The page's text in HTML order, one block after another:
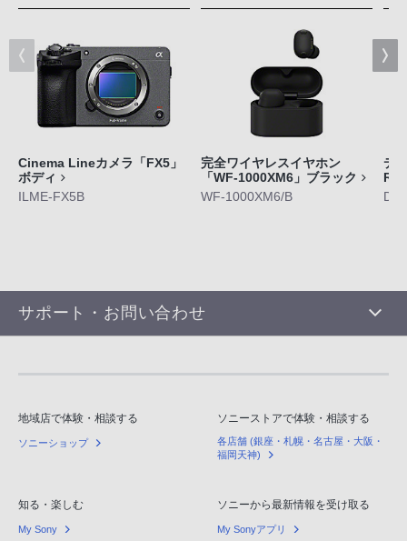
Cinema Lineカメラ「FX5」
ボディ
ILME-FX5B
完全ワイヤレスイヤホン
「WF-1000XM6」ブラック
WF-1000XM6/B
デ
サポート・お問い合わせ
地域店で体験・相談する
ソニーショップ
ソニーストアで体験・相談する
各店舗 (銀座・札幌・名古屋・大阪・
福岡天神)
知る・楽しむ
My Sony
ソニーから最新情報を受け取る
My Sonyアプリ